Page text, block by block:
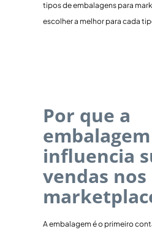
tipos de embalagens para
escolher a melhor para cada
Por que a
embalagem
influencia
vendas nos
A embalagem é o primeiro